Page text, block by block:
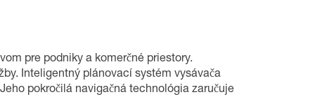
pre podniky a komerčné priestory.
Inteligentný plánovací systém vysávača
pokročilá navigačná technológia zaručuje